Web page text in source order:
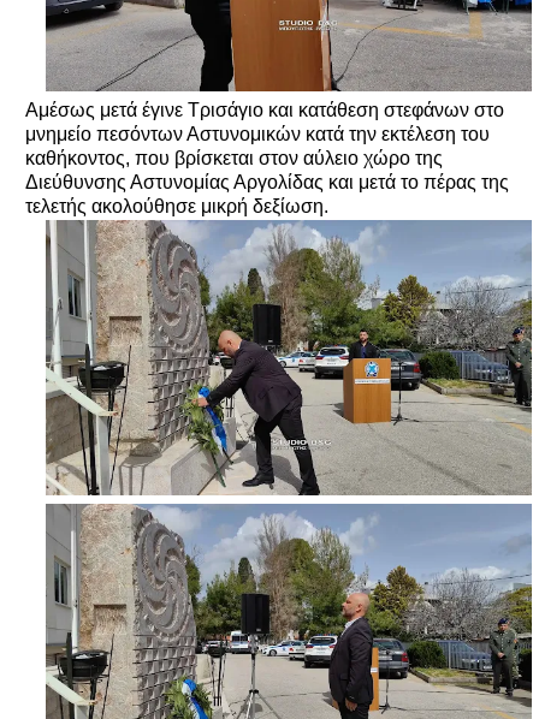
Αμέσως μετά έγινε Τρισάγιο και κατάθεση στεφάνων στο
μνημείο πεσόντων Αστυνομικών κατά την εκτέλεση του
καθήκοντος, που βρίσκεται στον αύλειο χώρο της
Διεύθυνσης Αστυνομίας Αργολίδας και μετά το πέρας της
τελετής ακολούθησε μικρή δεξίωση.